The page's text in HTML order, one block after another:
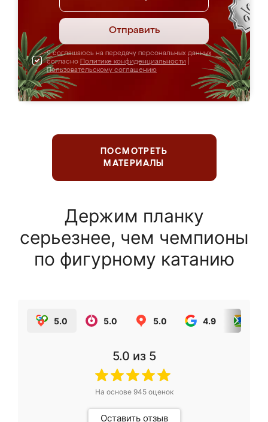
Отправить
Я соглашаюсь на передачу персональных данных
согласно Политике конфиденциальности
Пользовательскому соглашению
ПОСМОТРЕТЬ
МАТЕРИАЛЫ
Держим планку
серьезнее, чем чемпионы
по фигурному катанию
5.0 5.0 5.0 4.9
5.0 из 5
На основе 945оценок
Оставить отзыв